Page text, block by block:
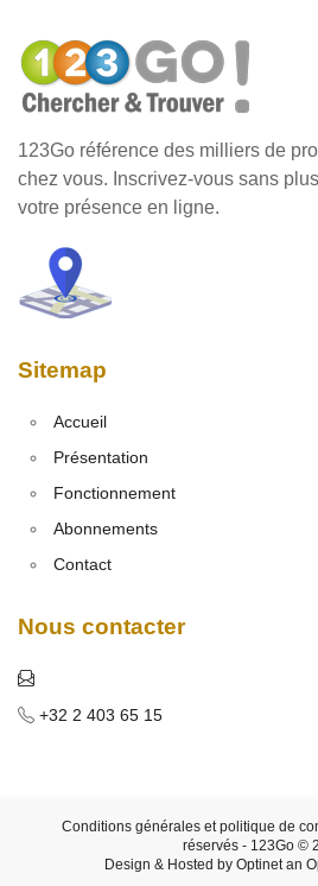
123Go référence des milliers de
chez vous. Inscrivez-vous sans
votre présence en ligne.
Sitemap
Accueil
Présentation
Fonctionnement
Abonnements
Contact
Nous contacter
+32 2 403 65 15
Conditions générales et politique de
réservés - 123Go ©
Design & Hosted by Optinetan